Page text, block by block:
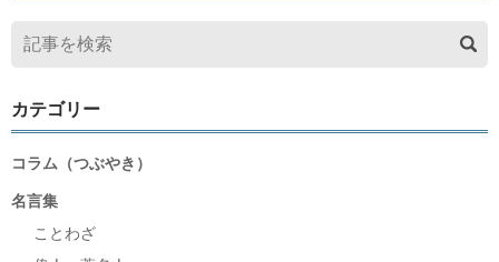
カテゴリー
コラム（つぶやき）
名言集
ことわざ